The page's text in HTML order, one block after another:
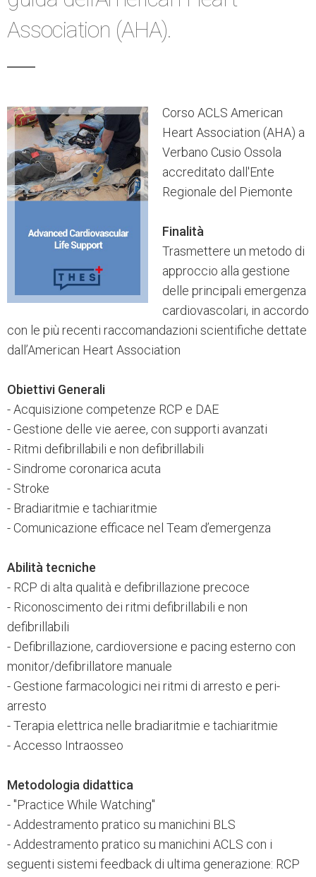
Association (AHA).
Corso ACLS American
Heart Association (AHA) a
Verbano Cusio Ossola
accreditato dall'Ente
Regionale del Piemonte
Finalità
Trasmettere un metodo di
approccio alla gestione
delle principali emergenza
cardiovascolari, in accordo
con le più recenti raccomandazioni scientifiche dettate
dall’American Heart Association
Obiettivi Generali
- Acquisizione competenze RCP e DAE
- Gestione delle vie aeree, con supporti avanzati
- Ritmi defibrillabili e non defibrillabili
- Sindrome coronarica acuta
- Stroke
- Bradiaritmie e tachiaritmie
- Comunicazione efficace nel Team d’emergenza
Abilità tecniche
- RCP di alta qualità e defibrillazione precoce
- Riconoscimento dei ritmi defibrillabili e non
defibrillabili
- Defibrillazione, cardioversione e pacing esterno con
monitor/defibrillatore manuale
- Gestione farmacologici nei ritmi di arresto e peri-
arresto
- Terapia elettrica nelle bradiaritmie e tachiaritmie
- Accesso Intraosseo
Metodologia didattica
- "Practice While Watching"
- Addestramento pratico su manichini BLS
- Addestramento pratico su manichini ACLS con i
seguenti sistemi feedback di ultima generazione: RCP